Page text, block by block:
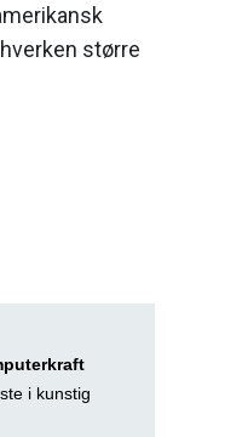
større
i kunstig